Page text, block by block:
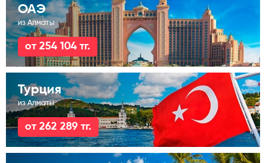
ОАЭ
из Алматы
от 254 104 тг.
Турция
из Алматы
от 262 289 тг.